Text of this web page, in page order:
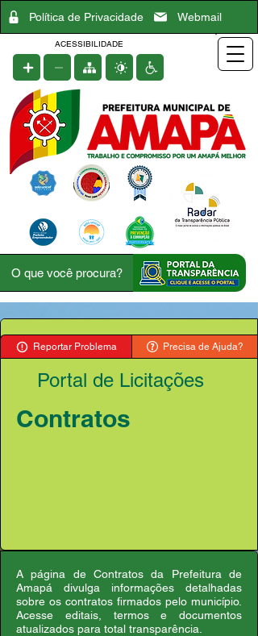
Política de Privacidade Webmail
ACESSIBILIDADE
Reportar Problema Precisa de Ajuda?
Portal de Licitações
Contratos
A página de Contratos da Prefeitura de
Amapá divulga informações detalhadas
sobre os contratos firmados pelo município.
Acesse editais, termos e documentos
atualizados para total transparência.